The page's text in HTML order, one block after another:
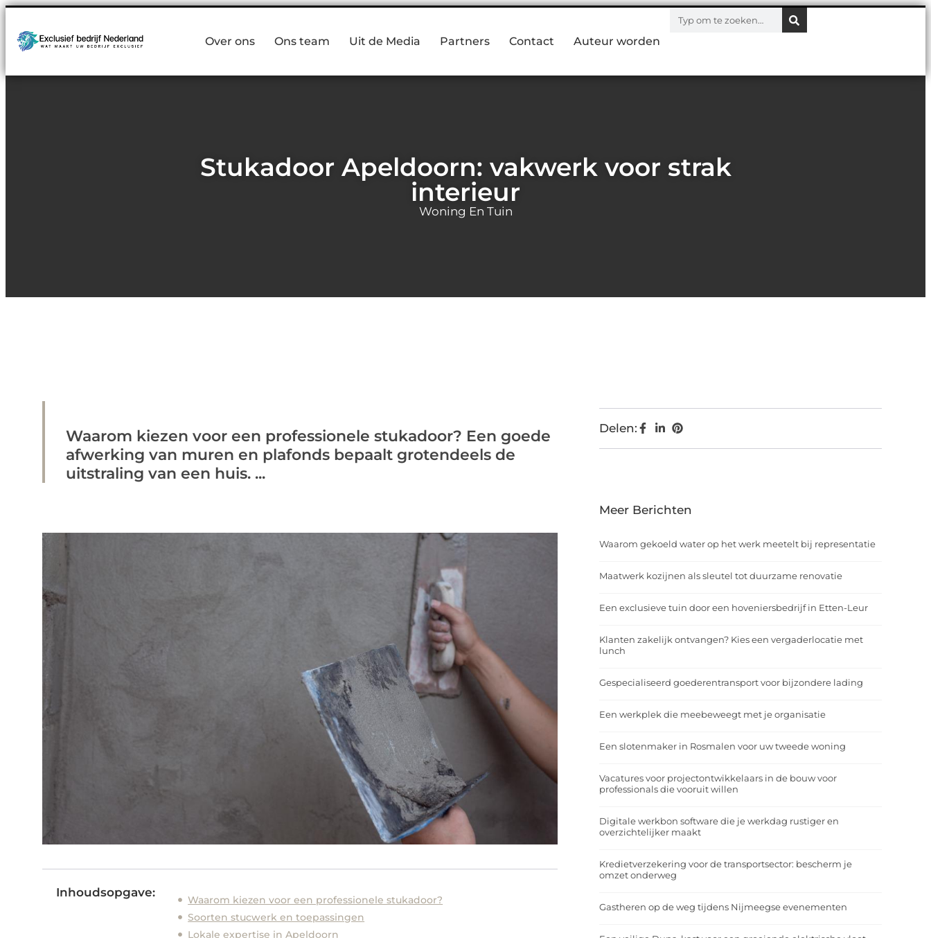
Over ons Ons team Uit de Media Partners Contact Auteur worden
Stukadoor Apeldoorn: vakwerk voor strak
interieur
Woning En Tuin
Waarom kiezen voor een professionele stukadoor? Een goede
afwerking van muren en plafonds bepaalt grotendeels de
uitstraling van een huis. ...
Inhoudsopgave:
Waarom kiezen voor een professionele stukadoor?
Soorten stucwerk en toepassingen
Lokale expertise in Apeldoorn
Delen:
Meer Berichten
Waarom gekoeld water op het werk meetelt bij representatie
Maatwerk kozijnen als sleutel tot duurzame renovatie
Een exclusieve tuin door een hoveniersbedrijf in Etten-Leur
Klanten zakelijk ontvangen? Kies een vergaderlocatie met
lunch
Gespecialiseerd goederentransport voor bijzondere lading
Een werkplek die meebeweegt met je organisatie
Een slotenmaker in Rosmalen voor uw tweede woning
Vacatures voor projectontwikkelaars in de bouw voor
professionals die vooruit willen
Digitale werkbon software die je werkdag rustiger en
overzichtelijker maakt
Kredietverzekering voor de transportsector: bescherm je
omzet onderweg
Gastheren op de weg tijdens Nijmeegse evenementen